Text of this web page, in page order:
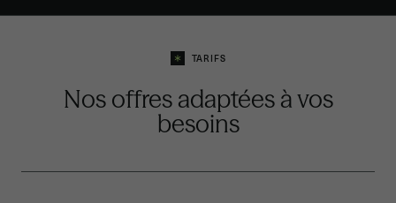
TARIFS
Nos offres adaptées à vos
besoins